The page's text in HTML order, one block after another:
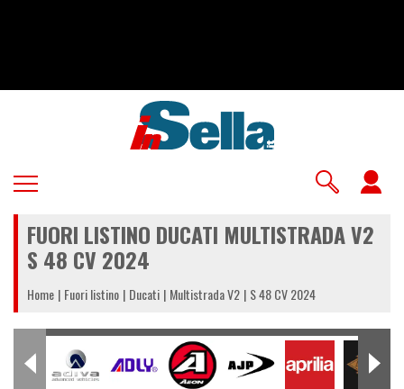
FUORI LISTINO DUCATI MULTISTRADA V2
S 48 CV 2024
Home Fuori listino Ducati Multistrada V2 S 48 CV 2024